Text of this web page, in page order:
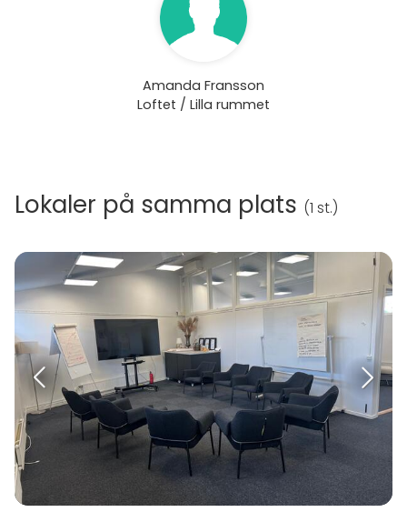
Amanda Fransson
Loftet / Lilla rummet
Lokaler på samma plats (1 st.)